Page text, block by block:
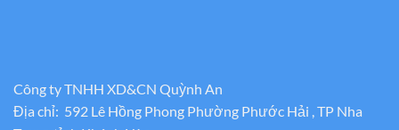
Công ty TNHH XD&CN Quỳnh An
Địa chỉ: 592 Lê Hồng Phong Phường Phước Hải , TP Nha